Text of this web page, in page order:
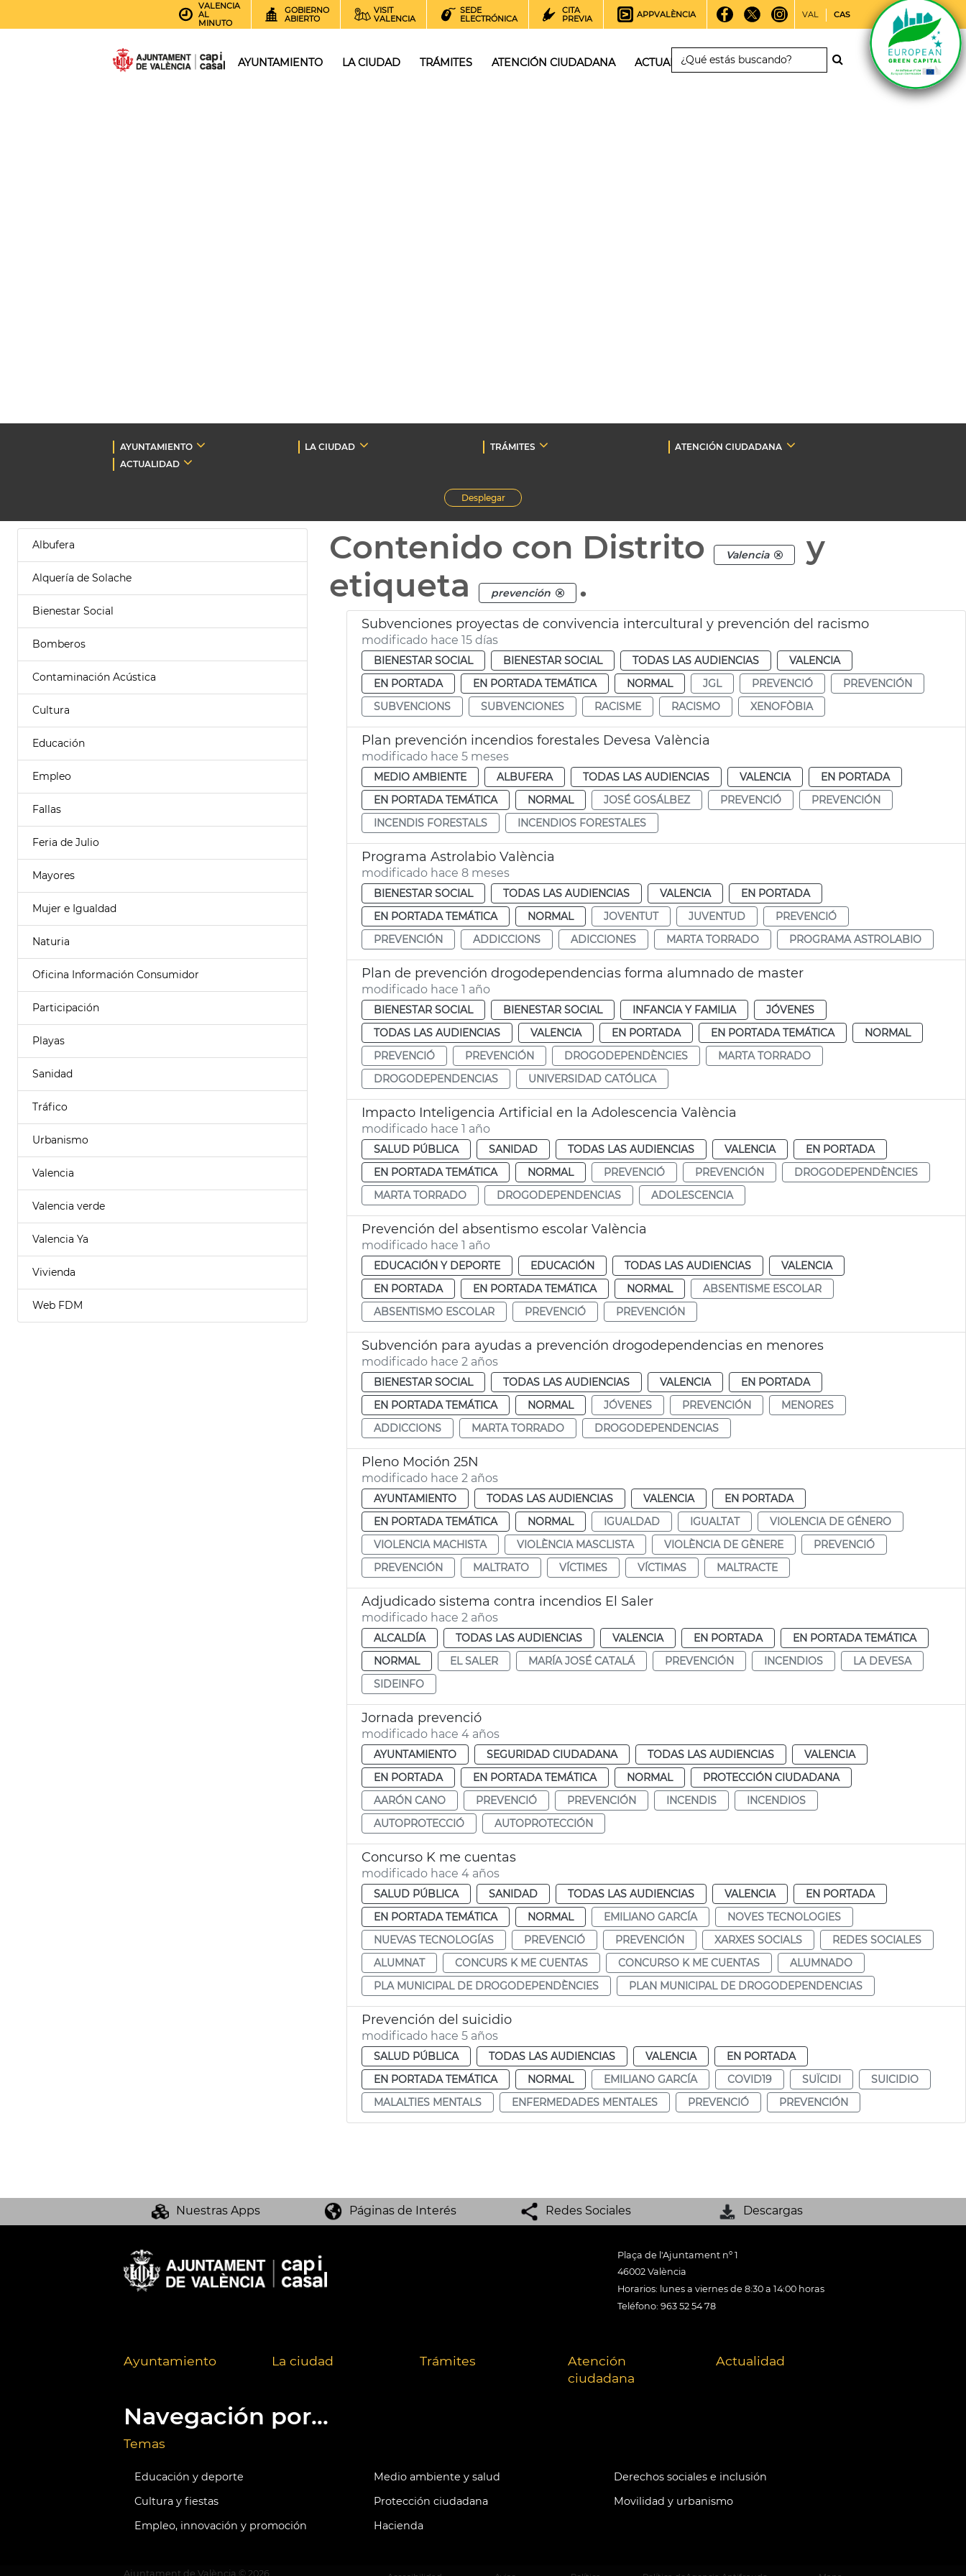
VALENCIA
AL
MINUTO
GOBIERNO
ABIERTO
VISIT
VALENCIA
SEDE
ELECTRÓNICA
CITA
PREVIA
APPVALÈNCIA VAL CAS
AYUNTAMIENTO LA CIUDAD TRÁMITES ATENCIÓN CIUDADANA ACTUALIDAD
AYUNTAMIENTO LA CIUDAD TRÁMITES
ATENCIÓN CIUDADANA
ACTUALIDAD
Desplegar
Albufera
Alquería de Solache
Bienestar Social
Bomberos
Contaminación Acústica
Cultura
Educación
Empleo
Fallas
Feria de Julio
Mayores
Mujer e Igualdad
Naturia
Oficina Información Consumidor
Participación
Playas
Sanidad
Tráfico
Urbanismo
Valencia
Valencia verde
Valencia Ya
Vivienda
Web FDM
Contenido con Distrito Valencia
y
etiqueta
prevención .
Subvenciones proyectas de convivencia intercultural y prevención del racismo
modificado hace 15 días
BIENESTAR SOCIAL BIENESTAR SOCIAL TODAS LAS AUDIENCIAS
VALENCIA
EN PORTADA
EN PORTADA TEMÁTICA NORMAL JGL PREVENCIÓ
PREVENCIÓN
SUBVENCIONS
SUBVENCIONES RACISME RACISMO XENOFÒBIA
Plan prevención incendios forestales Devesa València
modificado hace 5 meses
MEDIO AMBIENTE ALBUFERA TODAS LAS AUDIENCIAS VALENCIA
EN PORTADA
EN PORTADA TEMÁTICA
NORMAL JOSÉ GOSÁLBEZ PREVENCIÓ
PREVENCIÓN
INCENDIS FORESTALS
INCENDIOS FORESTALES
Programa Astrolabio València
modificado hace 8 meses
BIENESTAR SOCIAL TODAS LAS AUDIENCIAS VALENCIA
EN PORTADA
EN PORTADA TEMÁTICA
NORMAL JOVENTUT JUVENTUD
PREVENCIÓ
PREVENCIÓN
ADDICCIONS ADICCIONES MARTA TORRADO PROGRAMA ASTROLABIO
Plan de prevención drogodependencias forma alumnado de master
modificado hace 1 año
BIENESTAR SOCIAL BIENESTAR SOCIAL INFANCIA Y FAMILIA
JÓVENES
TODAS LAS AUDIENCIAS
VALENCIA EN PORTADA EN PORTADA TEMÁTICA
NORMAL
PREVENCIÓ
PREVENCIÓN DROGODEPENDÈNCIES
MARTA TORRADO
DROGODEPENDENCIAS
UNIVERSIDAD CATÓLICA
Impacto Inteligencia Artificial en la Adolescencia València
modificado hace 1 año
SALUD PÚBLICA SANIDAD TODAS LAS AUDIENCIAS VALENCIA
EN PORTADA
EN PORTADA TEMÁTICA
NORMAL PREVENCIÓ PREVENCIÓN
DROGODEPENDÈNCIES
MARTA TORRADO
DROGODEPENDENCIAS ADOLESCENCIA
Prevención del absentismo escolar València
modificado hace 1 año
EDUCACIÓN Y DEPORTE EDUCACIÓN TODAS LAS AUDIENCIAS
VALENCIA
EN PORTADA
EN PORTADA TEMÁTICA NORMAL
ABSENTISME ESCOLAR
ABSENTISMO ESCOLAR
PREVENCIÓ PREVENCIÓN
Subvención para ayudas a prevención drogodependencias en menores
modificado hace 2 años
BIENESTAR SOCIAL TODAS LAS AUDIENCIAS VALENCIA
EN PORTADA
EN PORTADA TEMÁTICA
NORMAL JÓVENES PREVENCIÓN
MENORES
ADDICCIONS
MARTA TORRADO DROGODEPENDENCIAS
Pleno Moción 25N
modificado hace 2 años
AYUNTAMIENTO TODAS LAS AUDIENCIAS VALENCIA
EN PORTADA
EN PORTADA TEMÁTICA
NORMAL IGUALDAD IGUALTAT
VIOLENCIA DE GÉNERO
VIOLENCIA MACHISTA
VIOLÈNCIA MASCLISTA VIOLÈNCIA DE GÈNERE
PREVENCIÓ
PREVENCIÓN
MALTRATO VÍCTIMES VÍCTIMAS MALTRACTE
Adjudicado sistema contra incendios El Saler
modificado hace 2 años
ALCALDÍA TODAS LAS AUDIENCIAS VALENCIA EN PORTADA
EN PORTADA TEMÁTICA
NORMAL
EL SALER MARÍA JOSÉ CATALÁ PREVENCIÓN INCENDIOS
LA DEVESA
SIDEINFO
Jornada prevenció
modificado hace 4 años
AYUNTAMIENTO SEGURIDAD CIUDADANA TODAS LAS AUDIENCIAS
VALENCIA
EN PORTADA
EN PORTADA TEMÁTICA NORMAL
PROTECCIÓN CIUDADANA
AARÓN CANO
PREVENCIÓ PREVENCIÓN INCENDIS
INCENDIOS
AUTOPROTECCIÓ
AUTOPROTECCIÓN
Concurso K me cuentas
modificado hace 4 años
SALUD PÚBLICA SANIDAD TODAS LAS AUDIENCIAS VALENCIA
EN PORTADA
EN PORTADA TEMÁTICA
NORMAL EMILIANO GARCÍA
NOVES TECNOLOGIES
NUEVAS TECNOLOGÍAS
PREVENCIÓ PREVENCIÓN XARXES SOCIALS
REDES SOCIALES
ALUMNAT
CONCURS K ME CUENTAS CONCURSO K ME CUENTAS
ALUMNADO
PLA MUNICIPAL DE DROGODEPENDÈNCIES
PLAN MUNICIPAL DE DROGODEPENDENCIAS
Prevención del suicidio
modificado hace 5 años
SALUD PÚBLICA TODAS LAS AUDIENCIAS VALENCIA
EN PORTADA
EN PORTADA TEMÁTICA
NORMAL EMILIANO GARCÍA COVID19 SUÏCIDI
SUICIDIO
MALALTIES MENTALS
ENFERMEDADES MENTALES PREVENCIÓ PREVENCIÓN
Nuestras Apps Páginas de Interés Redes Sociales Descargas
Plaça de l'Ajuntament nº 1
46002 València
Horarios: lunes a viernes de 8:30 a 14:00 horas
Teléfono: 963 52 54 78
Ayuntamiento La ciudad Trámites
Atención
ciudadana
Actualidad
Navegación por...
Temas
Educación y deporte Medio ambiente y salud
Derechos sociales e inclusión
Cultura y fiestas
Protección ciudadana
Movilidad y urbanismo
Empleo, innovación y promoción
Hacienda
Ajuntament de València © 2026